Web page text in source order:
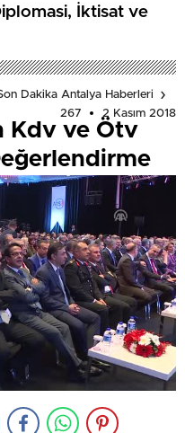
İktisat ve
Dakika Antalya Haberleri
267
2 Kasım 2018
Kdv ve Ötv